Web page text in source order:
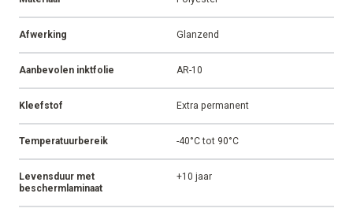
Afwerking Glanzend
Aanbevolen inktfolie AR-10
Kleefstof Extra permanent
Temperatuurbereik -40°C tot 90°C
Levensduur met
beschermlaminaat
+10 jaar